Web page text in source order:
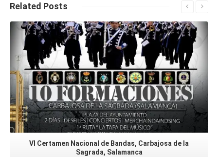
Related Posts
Seguir leyendo
VI Certamen Nacional de Bandas, Carbajosa de la
Sagrada, Salamanca